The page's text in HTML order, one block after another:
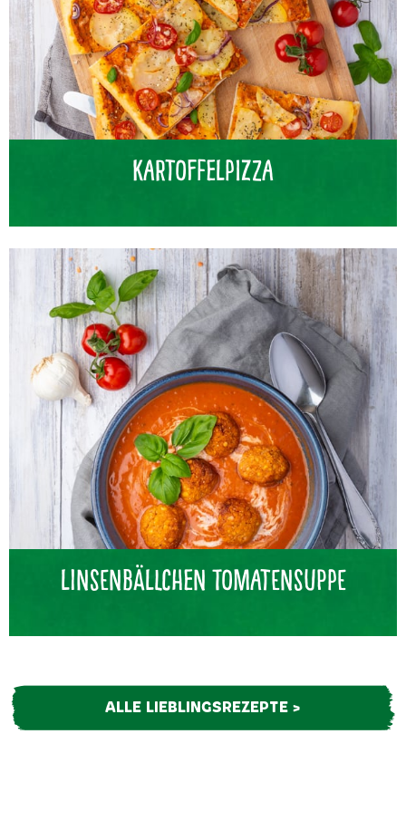
Kartoffelpizza
Linsenbällchen Tomatensuppe
ALLE LIEBLINGSREZEPTE >